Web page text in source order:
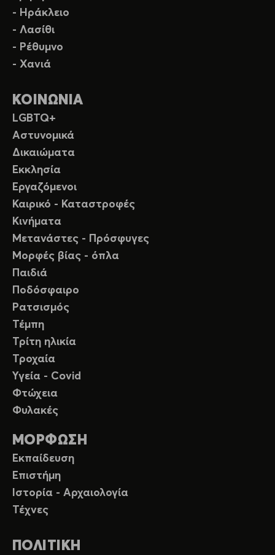
- Ηράκλειο
- Λασίθι
- Ρέθυμνο
- Χανιά
ΚΟΙΝΩΝΙΑ
LGBTQ+
Αστυνομικά
Δικαιώματα
Εκκλησία
Εργαζόμενοι
Καιρικό - Καταστροφές
Κινήματα
Μετανάστες - Πρόσφυγες
Μορφές βίας - όπλα
Παιδιά
Ποδόσφαιρο
Ρατσισμός
Τέμπη
Τρίτη ηλικία
Τροχαία
Υγεία - Covid
Φτώχεια
Φυλακές
ΜΟΡΦΩΣΗ
Εκπαίδευση
Επιστήμη
Ιστορία - Αρχαιολογία
Τέχνες
ΠΟΛΙΤΙΚΗ